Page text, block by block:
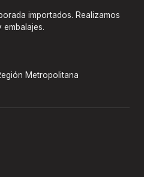
importados. Realizamos
embalajes.
Metropolitana